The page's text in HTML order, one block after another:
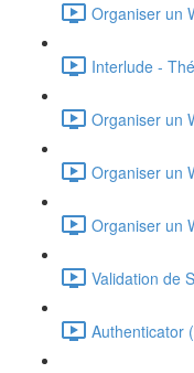
Organiser un
Interlude -
Organiser un
Organiser un
Organiser un
Validation de
Authenticator